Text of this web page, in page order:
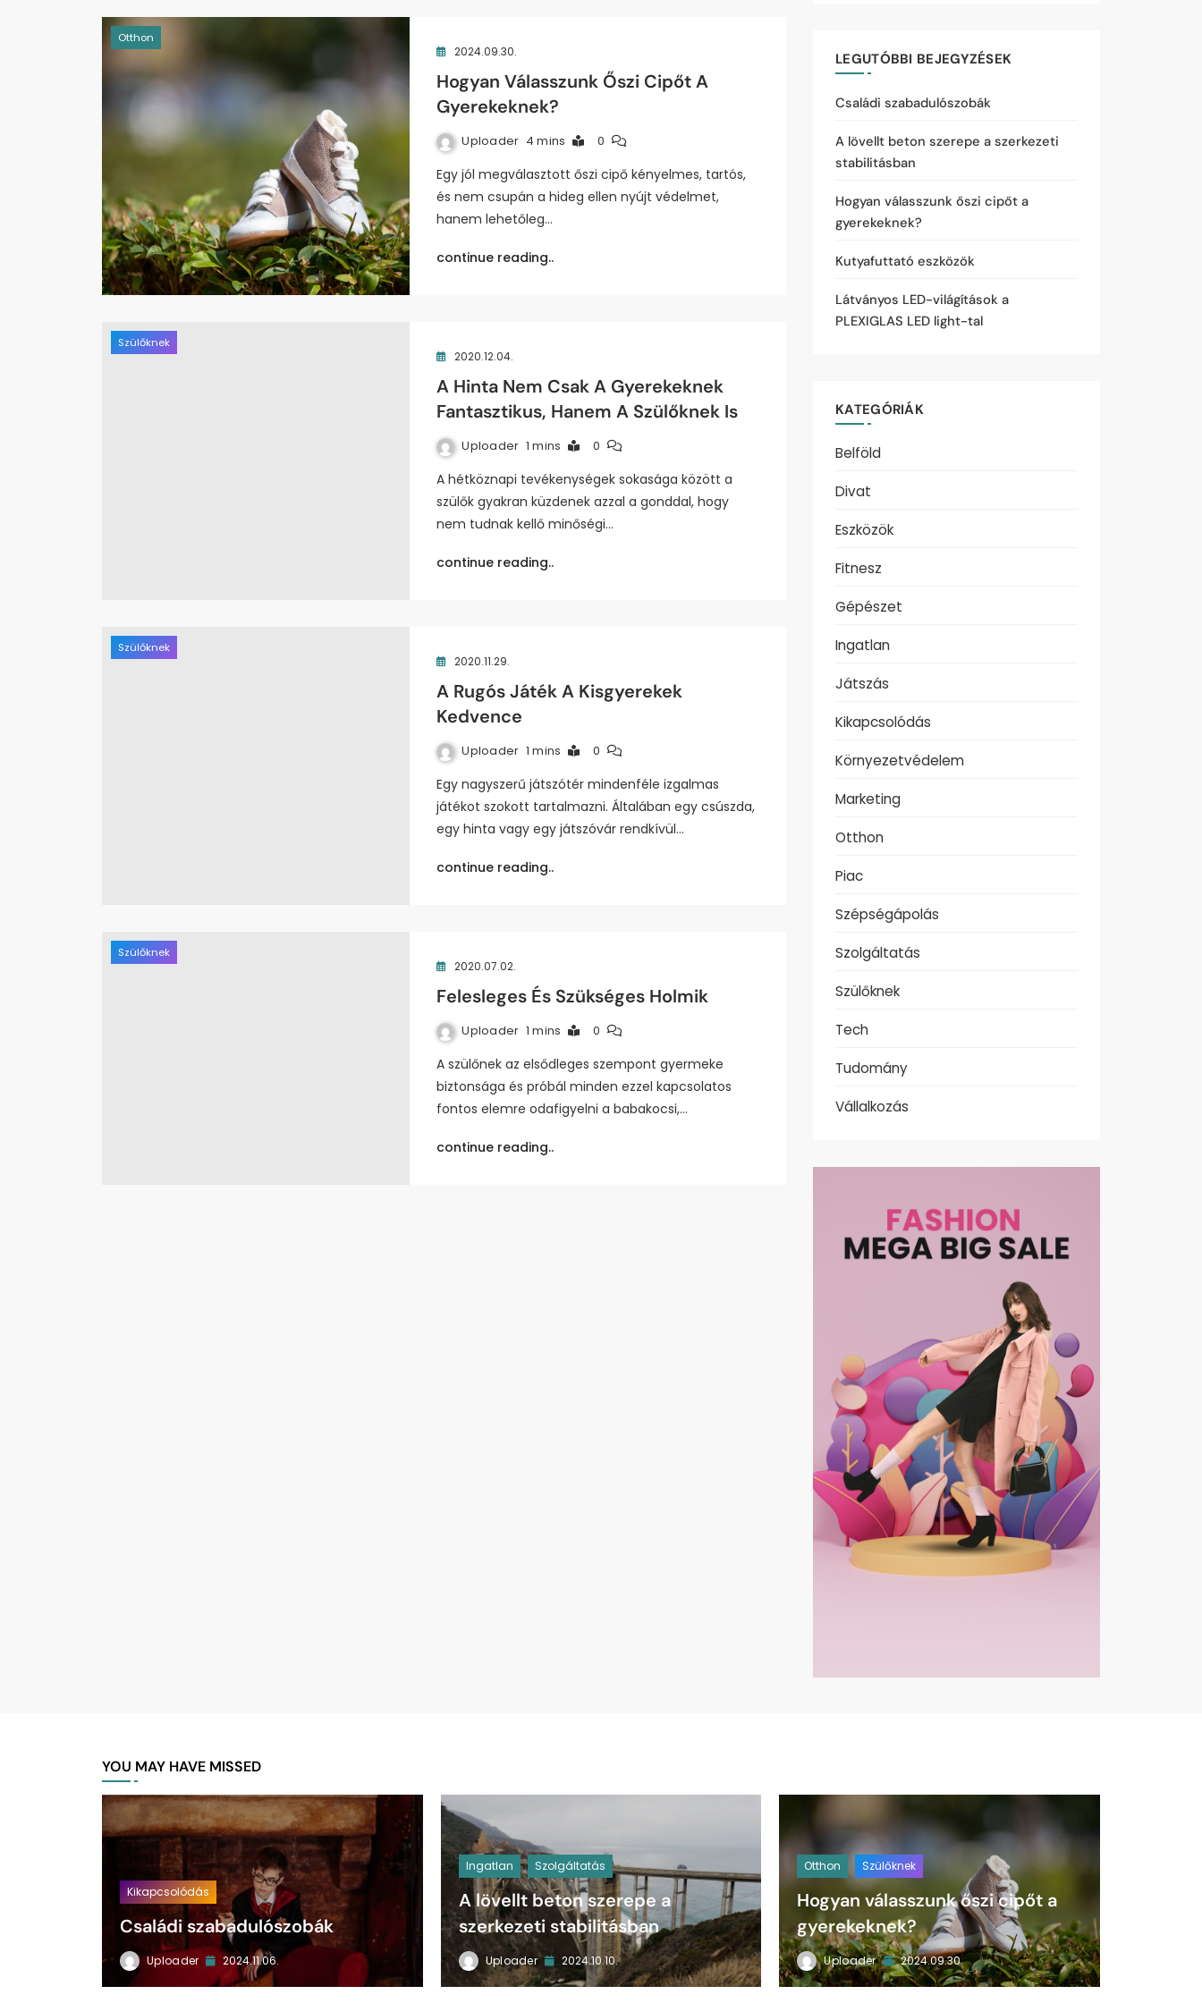
Otthon
2024.09.30.
Hogyan Válasszunk Őszi Cipőt A
Gyerekeknek?
Uploader 4 mins 0
Egy jól megválasztott őszi cipő kényelmes, tartós,
és nem csupán a hideg ellen nyújt védelmet,
hanem lehetőleg…
continue reading..
Szülőknek
2020.12.04.
A Hinta Nem Csak A Gyerekeknek
Fantasztikus, Hanem A Szülőknek Is
Uploader 1 mins 0
A hétköznapi tevékenységek sokasága között a
szülők gyakran küzdenek azzal a gonddal, hogy
nem tudnak kellő minőségi…
continue reading..
Szülőknek
2020.11.29.
A Rugós Játék A Kisgyerekek
Kedvence
Uploader 1 mins 0
Egy nagyszerű játszótér mindenféle izgalmas
játékot szokott tartalmazni. Általában egy csúszda,
egy hinta vagy egy játszóvár rendkívül…
continue reading..
Szülőknek
2020.07.02.
Felesleges És Szükséges Holmik
Uploader 1 mins 0
A szülőnek az elsődleges szempont gyermeke
biztonsága és próbál minden ezzel kapcsolatos
fontos elemre odafigyelni a babakocsi,…
continue reading..
LEGUTÓBBI BEJEGYZÉSEK
Családi szabadulószobák
A lövellt beton szerepe a szerkezeti
stabilitásban
Hogyan válasszunk őszi cipőt a
gyerekeknek?
Kutyafuttató eszközök
Látványos LED-világítások a
PLEXIGLAS LED light-tal
KATEGÓRIÁK
Belföld
Divat
Eszközök
Fitnesz
Gépészet
Ingatlan
Játszás
Kikapcsolódás
Környezetvédelem
Marketing
Otthon
Piac
Szépségápolás
Szolgáltatás
Szülőknek
Tech
Tudomány
Vállalkozás
YOU MAY HAVE MISSED
Kikapcsolódás
Családi szabadulószobák
Uploader 2024.11.06.
Ingatlan Szolgáltatás
A lövellt beton szerepe a
szerkezeti stabilitásban
Uploader 2024.10.10.
Otthon Szülőknek
Hogyan válasszunk őszi cipőt a
gyerekeknek?
Uploader 2024.09.30.